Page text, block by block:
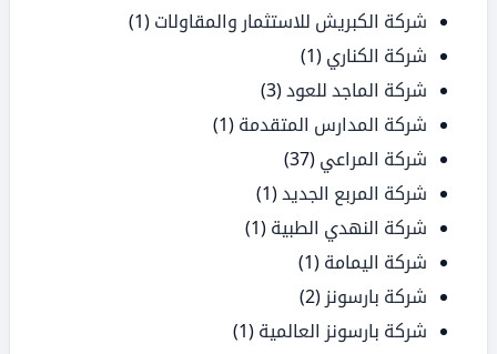
شركة الكبريش للاستثمار والمقاولات (1)
شركة الكناري (1)
شركة الماجد للعود(3)
شركة المدارس المتقدمة (1)
شركة المراعي (37)
شركة المربع الجديد(1)
شركة النهدي الطبية (1)
شركة اليمامة (1)
شركة بارسونز (2)
شركة بارسونز العالمية (1)